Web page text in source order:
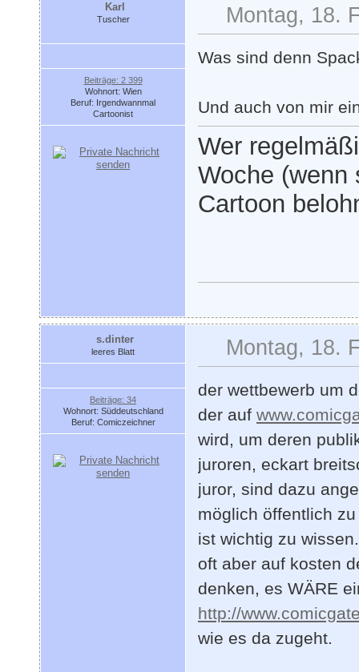
Karl
Tuscher
Beiträge: 2 399
Wohnort: Wien
Beruf: Irgendwannmal
Cartoonist
Montag, 18.
Was sind denn
Und auch von mir
Wer
Woche (wenn
Cartoon
s.dinter
leeres Blatt
Beiträge: 34
Wohnort: Süddeutschland
Beruf: Comiczeichner
Montag, 18.
der wettbewerb um
der auf
wird, um deren
juroren, eckart
juror, sind dazu
möglich öffentlich
ist wichtig zu
oft aber auf kosten
denken, es WÄRE
http://
wie es da zugeht.